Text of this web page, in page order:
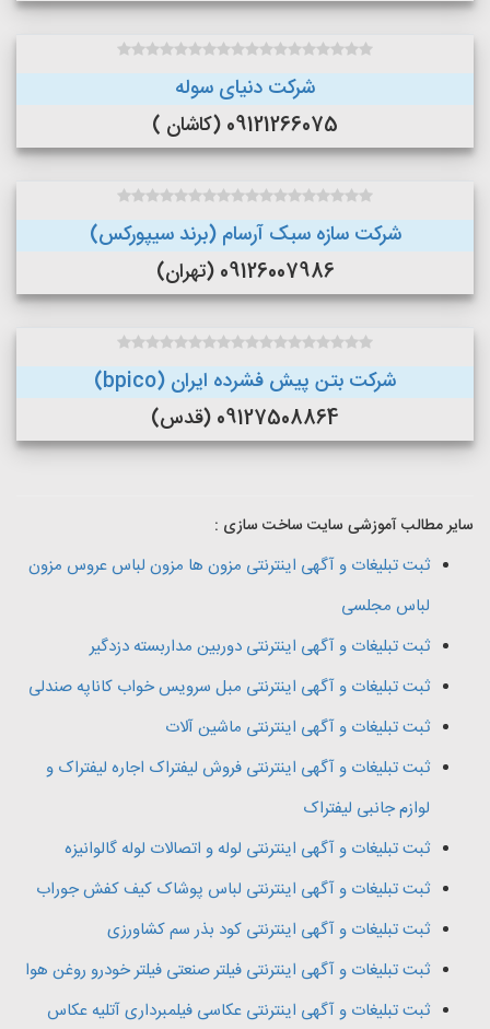
شرکت دنیای سوله
09121266075 (کاشان )
شرکت سازه سبک آرسام (برند سیپورکس)
09126007986 (تهران)
شرکت بتن پیش فشرده ایران (bpico)
09127508864 (قدس)
سایر مطالب آموزشی سایت ساخت سازی :
ثبت تبلیغات و آگهی اینترنتی مزون ها مزون لباس عروس مزون
لباس مجلسی
ثبت تبلیغات و آگهی اینترنتی دوربین مداربسته دزدگیر
ثبت تبلیغات و آگهی اینترنتی مبل سرویس خواب کاناپه صندلی
ثبت تبلیغات و آگهی اینترنتی ماشین آلات
ثبت تبلیغات و آگهی اینترنتی فروش لیفتراک اجاره لیفتراک و
لوازم جانبی لیفتراک
ثبت تبلیغات و آگهی اینترنتی لوله و اتصالات لوله گالوانیزه
ثبت تبلیغات و آگهی اینترنتی لباس پوشاک کیف کفش جوراب
ثبت تبلیغات و آگهی اینترنتی کود بذر سم کشاورزی
ثبت تبلیغات و آگهی اینترنتی فیلتر صنعتی فیلتر خودرو روغن هوا
ثبت تبلیغات و آگهی اینترنتی عکاسی فیلمبرداری آتلیه عکاس